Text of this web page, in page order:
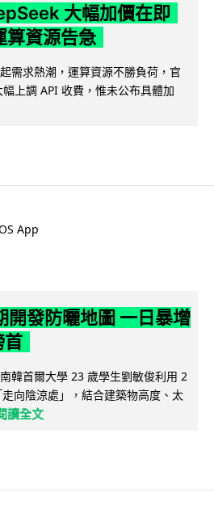
大幅加價在即
算資源告急
需求熱潮，運算資源不勝負荷，官
上調 API 收費，惟未公布具體加
App
開發防曬地圖 一日暴增
首
韓首爾大學 23 歲學生劉敏俊利用 2
向陰涼處」，結合建築物高度、太
讀全文